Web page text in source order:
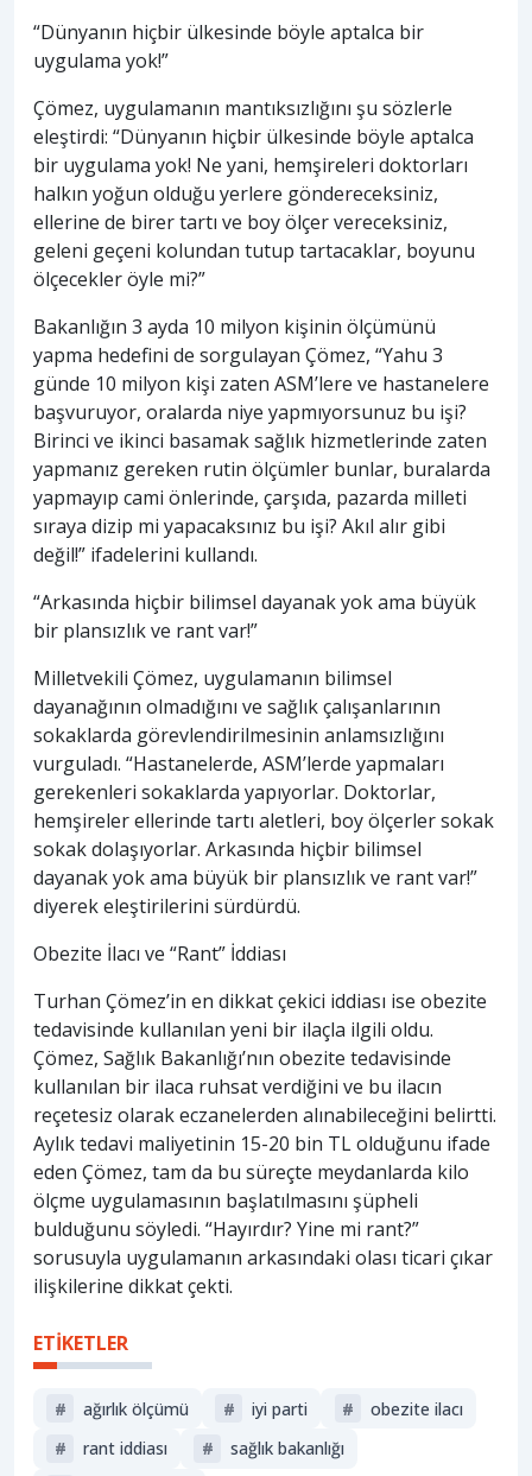
“Dünyanın hiçbir ülkesinde böyle aptalca bir
uygulama yok!”
Çömez, uygulamanın mantıksızlığını şu sözlerle
eleştirdi: “Dünyanın hiçbir ülkesinde böyle aptalca
bir uygulama yok! Ne yani, hemşireleri doktorları
halkın yoğun olduğu yerlere göndereceksiniz,
ellerine de birer tartı ve boy ölçer vereceksiniz,
geleni geçeni kolundan tutup tartacaklar, boyunu
ölçecekler öyle mi?”
Bakanlığın 3 ayda 10 milyon kişinin ölçümünü
yapma hedefini de sorgulayan Çömez, “Yahu 3
günde 10 milyon kişi zaten ASM’lere ve hastanelere
başvuruyor, oralarda niye yapmıyorsunuz bu işi?
Birinci ve ikinci basamak sağlık hizmetlerinde zaten
yapmanız gereken rutin ölçümler bunlar, buralarda
yapmayıp cami önlerinde, çarşıda, pazarda milleti
sıraya dizip mi yapacaksınız bu işi? Akıl alır gibi
değil!” ifadelerini kullandı.
“Arkasında hiçbir bilimsel dayanak yok ama büyük
bir plansızlık ve rant var!”
Milletvekili Çömez, uygulamanın bilimsel
dayanağının olmadığını ve sağlık çalışanlarının
sokaklarda görevlendirilmesinin anlamsızlığını
vurguladı. “Hastanelerde, ASM’lerde yapmaları
gerekenleri sokaklarda yapıyorlar. Doktorlar,
hemşireler ellerinde tartı aletleri, boy ölçerler sokak
sokak dolaşıyorlar. Arkasında hiçbir bilimsel
dayanak yok ama büyük bir plansızlık ve rant var!”
diyerek eleştirilerini sürdürdü.
Obezite İlacı ve “Rant” İddiası
Turhan Çömez’in en dikkat çekici iddiası ise obezite
tedavisinde kullanılan yeni bir ilaçla ilgili oldu.
Çömez, Sağlık Bakanlığı’nın obezite tedavisinde
kullanılan bir ilaca ruhsat verdiğini ve bu ilacın
reçetesiz olarak eczanelerden alınabileceğini belirtti.
Aylık tedavi maliyetinin 15-20 bin TL olduğunu ifade
eden Çömez, tam da bu süreçte meydanlarda kilo
ölçme uygulamasının başlatılmasını şüpheli
bulduğunu söyledi. “Hayırdır? Yine mi rant?”
sorusuyla uygulamanın arkasındaki olası ticari çıkar
ilişkilerine dikkat çekti.
ETİKETLER
# ağırlık ölçümü # i̇yi parti #
obezite i̇lacı
#
rant i̇ddiası #
sağlik bakanliği